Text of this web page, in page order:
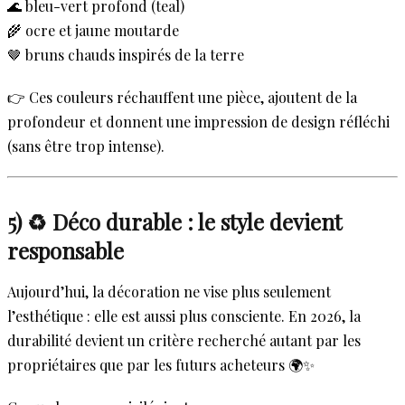
🌊 bleu-vert profond (teal)
🌾 ocre et jaune moutarde
🤎 bruns chauds inspirés de la terre
👉 Ces couleurs réchauffent une pièce, ajoutent de la
profondeur et donnent une impression de design réfléchi
(sans être trop intense).
5) ♻️ Déco durable : le style devient
responsable
Aujourd’hui, la décoration ne vise plus seulement
l’esthétique : elle est aussi plus consciente. En 2026, la
durabilité devient un critère recherché autant par les
propriétaires que par les futurs acheteurs 🌍✨